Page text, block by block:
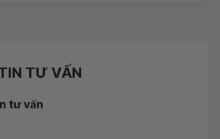
TƯ VẤN
tư vấn